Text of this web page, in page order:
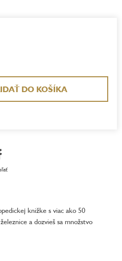
DO KOŠÍKA
knižke s viac ako 50
a dozvieš sa množstvo